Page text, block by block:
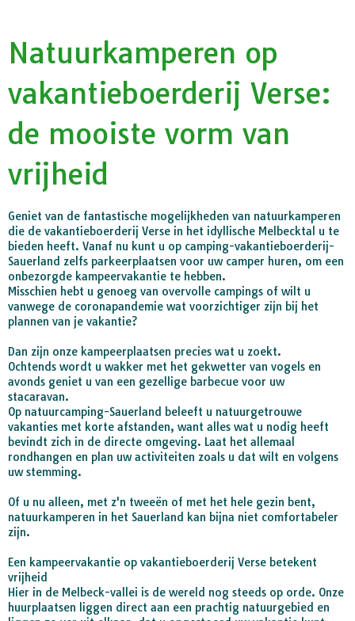
Natuurkamperen op
vakantieboerderij Verse:
de mooiste vorm van
vrijheid
Geniet van de fantastische mogelijkheden van natuurkamperen
die de vakantieboerderij Verse in het idyllische Melbecktal u te
bieden heeft. Vanaf nu kunt u op camping-vakantieboerderij-
Sauerland zelfs parkeerplaatsen voor uw camper huren, om een
onbezorgde kampeervakantie te hebben.
Misschien hebt u genoeg van overvolle campings of wilt u
vanwege de coronapandemie wat voorzichtiger zijn bij het
plannen van je vakantie?
Dan zijn onze kampeerplaatsen precies wat u zoekt.
Ochtends wordt u wakker met het gekwetter van vogels en
avonds geniet u van een gezellige barbecue voor uw
stacaravan.
Op natuurcamping-Sauerland beleeft u natuurgetrouwe
vakanties met korte afstanden, want alles wat u nodig heeft
bevindt zich in de directe omgeving. Laat het allemaal
rondhangen en plan uw activiteiten zoals u dat wilt en volgens
uw stemming.
Of u nu alleen, met z'n tweeën of met het hele gezin bent,
natuurkamperen in het Sauerland kan bijna niet comfortabeler
zijn.
Een kampeervakantie op vakantieboerderij Verse betekent
vrijheid
Hier in de Melbeck-vallei is de wereld nog steeds op orde. Onze
huurplaatsen liggen direct aan een prachtig natuurgebied en